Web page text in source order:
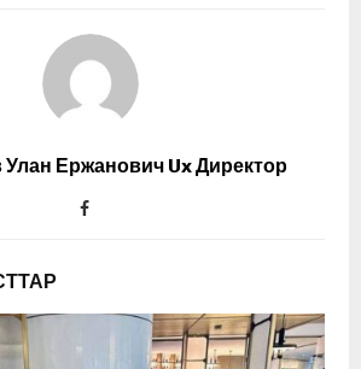
Ержанович Ux Директор